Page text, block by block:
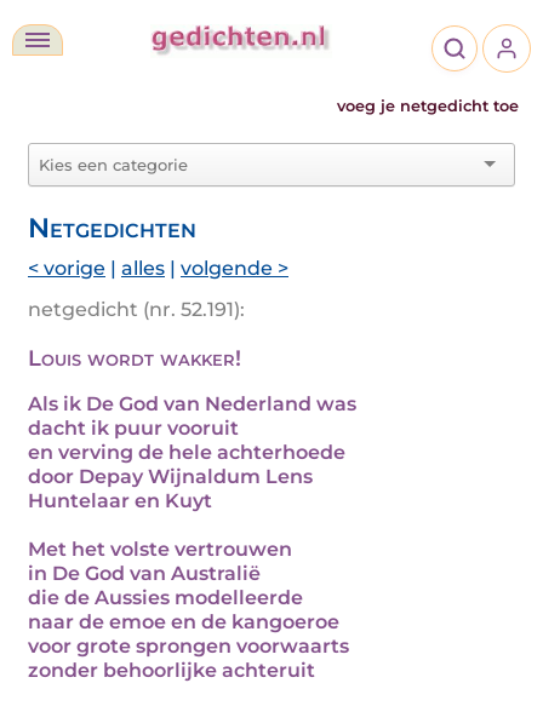
voeg je netgedicht toe
Netgedichten
< vorige | alles | volgende >
netgedicht (nr. 52.191):
Louis wordt wakker!
Als ik De God van Nederland was
dacht ik puur vooruit
en verving de hele achterhoede
door Depay Wijnaldum Lens
Huntelaar en Kuyt
Met het volste vertrouwen
in De God van Australië
die de Aussies modelleerde
naar de emoe en de kangoeroe
voor grote sprongen voorwaarts
zonder behoorlijke achteruit